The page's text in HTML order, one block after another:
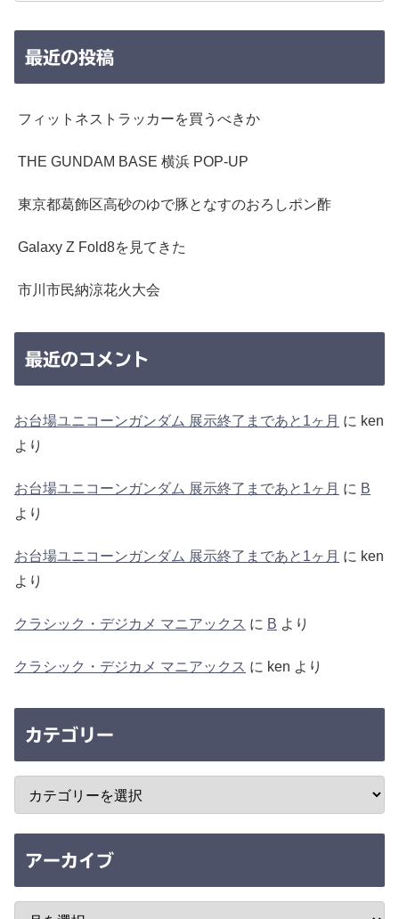
最近の投稿
フィットネストラッカーを買うべきか
THE GUNDAM BASE 横浜 POP-UP
東京都葛飾区高砂のゆで豚となすのおろしポン酢
Galaxy Z Fold8を見てきた
市川市民納涼花火大会
最近のコメント
お台場ユニコーンガンダム 展示終了まであと1ヶ月 に ken
より
お台場ユニコーンガンダム 展示終了まであと1ヶ月 に B
より
お台場ユニコーンガンダム 展示終了まであと1ヶ月 に ken
より
クラシック・デジカメ マニアックス に B より
クラシック・デジカメ マニアックス に ken より
カテゴリー
アーカイブ